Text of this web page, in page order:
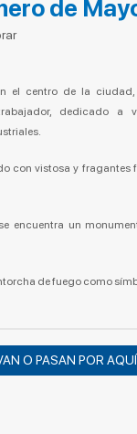
de
el centro de la
dedicado a
con vistosa y fragantes
encuentra un
de fuego como
O PASAN POR